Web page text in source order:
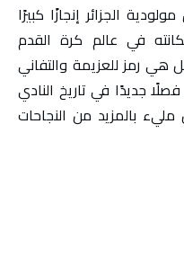
الجزائر إنجازًا كبيرًا
في عالم كرة القدم
هي رمز للعزيمة والتفاني
جديدًا في تاريخ النادي
بالمزيد من النجاحات